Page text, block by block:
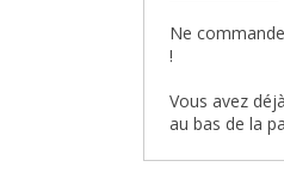
Ne
!
Vous avez
au bas de la